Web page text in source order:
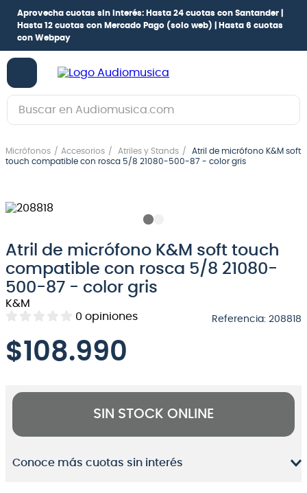
Aprovecha cuotas sin interés: Hasta 24 cuotas con Santander |
Hasta 12 cuotas con Mercado Pago (solo web) |
Hasta 6 cuotas
con Webpay
Buscar en Audiomusica.com
Micrófonos Accesorios Atriles y Stands
Atril de micrófono K&M soft
touch compatible con rosca 5/8 21080-500-87 - color gris
Atril de micrófono K&M soft touch
compatible con rosca 5/8 21080-
500-87 - color gris
K&M
0 opiniones Referencia: 208818
$108.990
SIN STOCK ONLINE
Conoce más cuotas sin interés
1.
guitarra electrica
3.
guitarra electroacústica
5.
amplificador
6.
guitarra
7.
9
micrófono